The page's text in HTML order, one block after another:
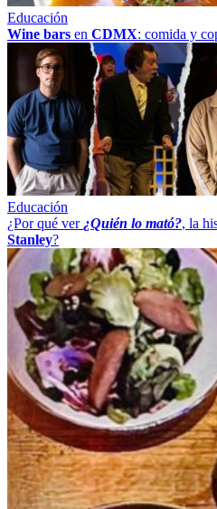
Educación
Wine bars en CDMX: comida y
Educación
¿Por qué ver ¿Quién lo mató?, la
Stanley?